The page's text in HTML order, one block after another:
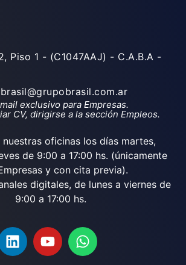
Piso 1 - (C1047AAJ) - C.A.B.A -
exclusivo para Empresas.
CV, dirigirse a la sección Empleos.
nuestras oficinas los días martes,
de 9:00 a 17:00 hs. (únicamente
y con cita previa).
digitales, de lunes a viernes de
9:00 a 17:00 hs.